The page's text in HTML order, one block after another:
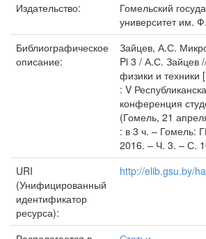
Издательство:
Гомельский
университет им.
Библиографическое
описание:
Зайцев, А.С.
Pi 3 / А.С. Зайцев
физики и техники
: V
конференция
(Гомель, 21
: в 3 ч. – Гомель:
2016. – Ч. 3. – С.
URI
(Унифицированный
идентификатор
ресурса):
http://elib.gsu.by/